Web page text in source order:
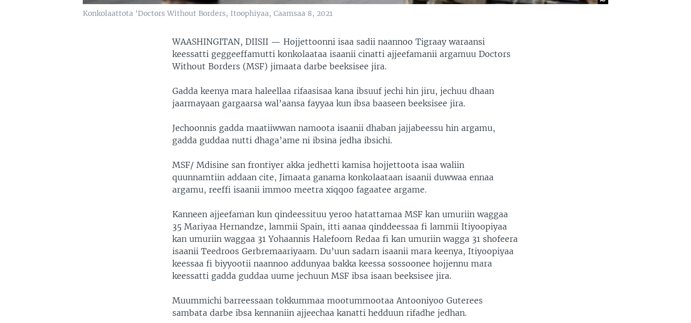
Konkolaattota 'Doctors Without Borders, Itoophiyaa, Caamsaa 8, 2021
WAASHINGITAN, DIISII — Hojjettoonni isaa sadii naannoo Tigraay waraansi
keessatti geggeeffamutti konkolaataa isaanii cinatti ajjeefamanii argamuu Doctors
Without Borders (MSF) jimaata darbe beeksisee jira.
Gadda keenya mara haleellaa rifaasisaa kana ibsuuf jechi hin jiru, jechuu dhaan
jaarmayaan gargaarsa wal’aansa fayyaa kun ibsa baaseen beeksisee jira.
Jechoonnis gadda maatiiwwan namoota isaanii dhaban jajjabeessu hin argamu,
gadda guddaa nutti dhaga’ame ni ibsina jedha ibsichi.
MSF/ Mdisine san frontiyer akka jedhetti kamisa hojjettoota isaa waliin
quunnamtiin addaan cite, Jimaata ganama konkolaataan isaanii duwwaa ennaa
argamu, reeffi isaanii immoo meetra xiqqoo fagaatee argame.
Kanneen ajjeefaman kun qindeessituu yeroo hatattamaa MSF kan umuriin waggaa
35 Mariyaa Hernandze, lammii Spain, itti aanaa qinddeessaa fi lammii Itiyoopiyaa
kan umuriin waggaa 31 Yohaannis Halefoom Redaa fi kan umuriin wagga 31 shofeera
isaanii Teedroos Gerbremaariyaam. Du’uun sadarn isaanii mara keenya, Itiyoopiyaa
keessaa fi biyyootii naannoo addunyaa bakka keessa sossoonee hojjennu mara
keessatti gadda guddaa uume jechuun MSF ibsa isaan beeksisee jira.
Muummichi barreessaan tokkummaa mootummootaa Antooniyoo Guterees
sambata darbe ibsa kennaniin ajjeechaa kanatti hedduun rifadhe jedhan.